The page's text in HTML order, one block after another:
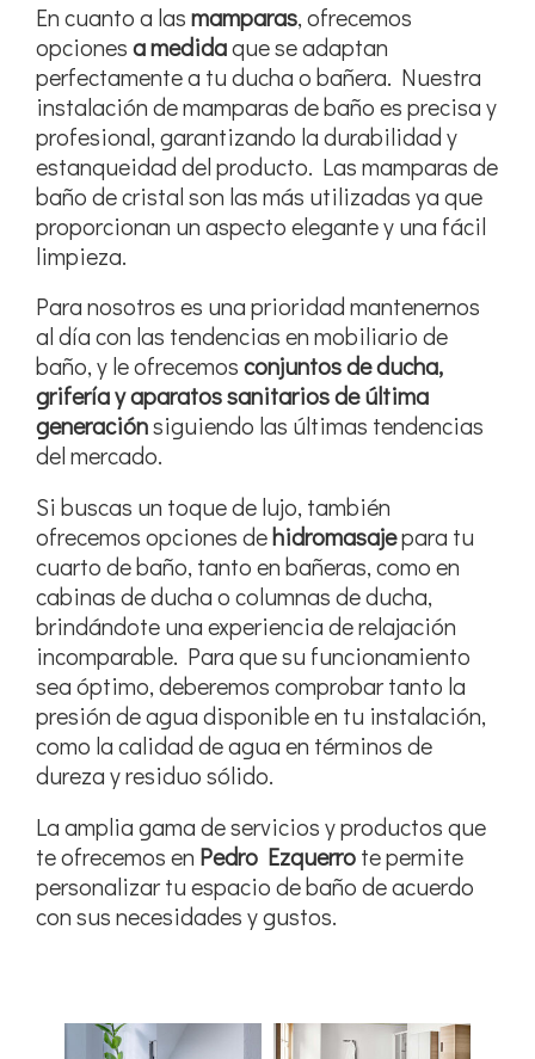
En cuanto a las mamparas, ofrecemos
opciones a medidaque se adaptan
perfectamente a tu ducha o bañera. Nuestra
instalación de mamparas de baño es precisa y
profesional, garantizando la durabilidad y
estanqueidad del producto. Las mamparas de
baño de cristal son las más utilizadas ya que
proporcionan un aspecto elegante y una fácil
limpieza.
Para nosotros es una prioridad mantenernos
al día con las tendencias en mobiliario de
baño, y le ofrecemos conjuntos de ducha,
grifería y aparatos sanitarios de última
generaciónsiguiendo las últimas tendencias
del mercado.
Si buscas un toque de lujo, también
ofrecemos opciones dehidromasajepara tu
cuarto de baño, tanto en bañeras, como en
cabinas de ducha o columnas de ducha,
brindándote una experiencia de relajación
incomparable. Para que su funcionamiento
sea óptimo, deberemos comprobar tanto la
presión de agua disponible en tu instalación,
como la calidad de agua en términos de
dureza y residuo sólido.
La amplia gama de servicios y productos que
te ofrecemos en Pedro Ezquerro te permite
personalizar tu espacio de baño de acuerdo
con sus necesidades y gustos.